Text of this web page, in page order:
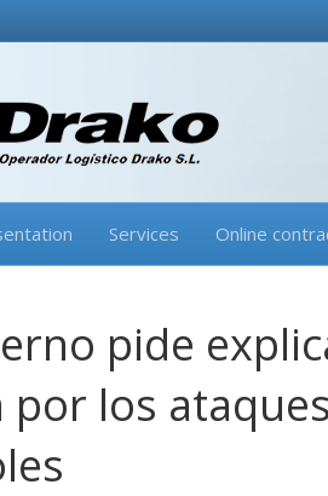
Services Online
pide
por los